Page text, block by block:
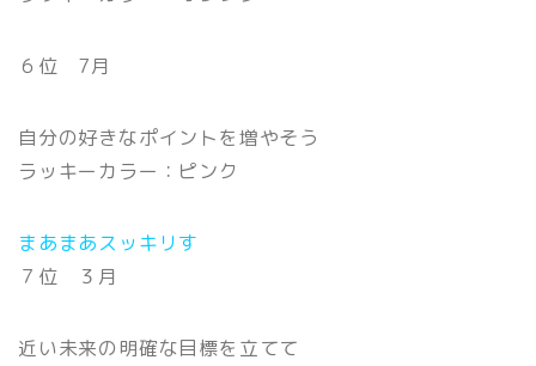
６位 7月
自分の好きなポイントを増やそう
ラッキーカラー：ピンク
まあまあスッキリす
７位 ３月
近い未来の明確な目標を立てて